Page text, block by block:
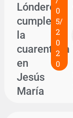
Lóndero
cumple
la
cuarentena
en
Jesús
María
0
5/
2
0
2
0